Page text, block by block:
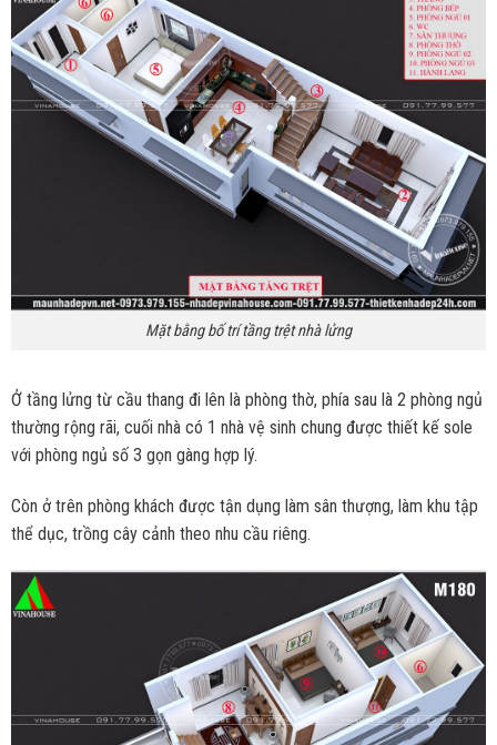
Mặt bằng bố trí tầng trệt nhà lửng
Ở tầng lửng từ cầu thang đi lên là phòng thờ, phía sau là 2 phòng ngủ
thường rộng rãi, cuối nhà có 1 nhà vệ sinh chung được thiết kế sole
với phòng ngủ số 3 gọn gàng hợp lý.
Còn ở trên phòng khách được tận dụng làm sân thượng, làm khu tập
thể dục, trồng cây cảnh theo nhu cầu riêng.